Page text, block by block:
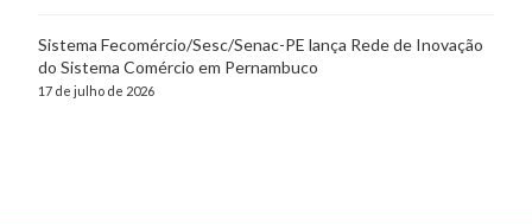
Sistema Fecomércio/Sesc/Senac-PE lança Rede de Inovação
do Sistema Comércio em Pernambuco
17 de julho de 2026